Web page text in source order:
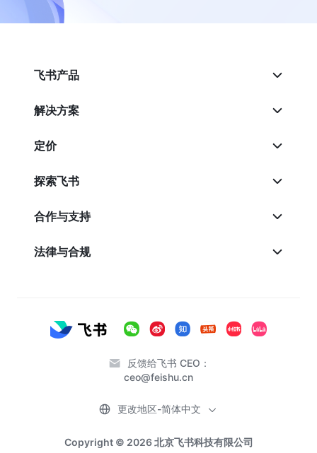
飞书产品
解决方案
定价
探索飞书
合作与支持
法律与合规
反馈给飞书 CEO：
ceo@feishu.cn
Copyright © 2026 北京飞书科技有限公司
更改地区-简体中文